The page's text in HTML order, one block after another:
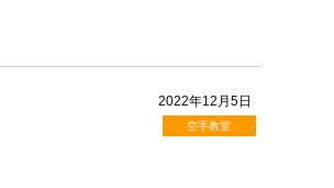
2022年12月5日
空手教室